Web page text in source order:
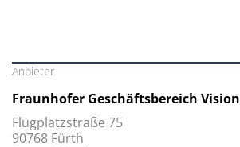
Anbieter
Fraunhofer Geschäftsbereich Vision
Flugplatzstraße 75
90768 Fürth